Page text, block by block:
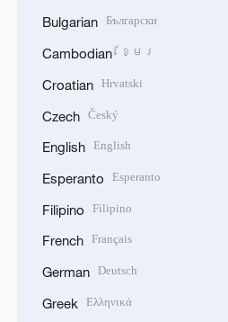
Bulgarian Български
Cambodian ខ្មែរ
Croatian Hrvatski
Czech Český
English English
Esperanto Esperanto
Filipino Filipino
French Français
German Deutsch
Greek Ελληνικά